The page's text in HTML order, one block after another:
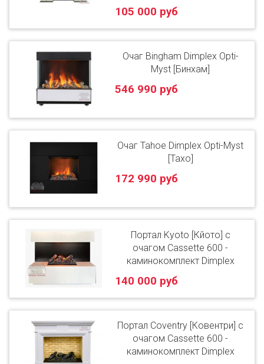
105 000 руб
Очаг Bingham Dimplex Opti-
Myst [Бинхам]
546 990 руб
Очаг Tahoe Dimplex Opti-Myst
[Тахо]
172 990 руб
Портал Kyoto [Кйото] с
очагом Cassette 600 -
каминокомплект Dimplex
140 000 руб
Портал Coventry [Ковентри] с
очагом Cassette 600 -
каминокомплект Dimplex